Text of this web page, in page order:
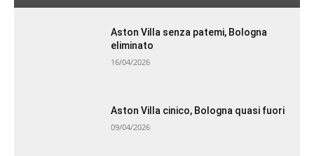
Aston Villa senza patemi, Bologna
eliminato
16/04/2026
Aston Villa cinico, Bologna quasi fuori
09/04/2026